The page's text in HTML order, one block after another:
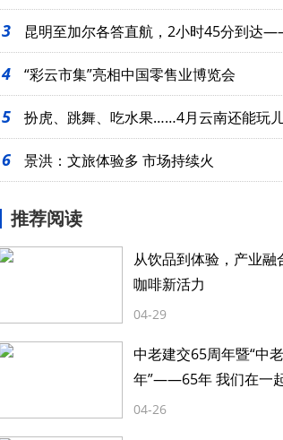
起
3 昆明至加尔各答直航，2小时45分到达
么近
4 “彩云市集”亮相中国零售业博览会
5 扮虎、跳舞、吃水果……4月云南还能玩
6 景洪：文旅体验多 市场持续火
推荐阅读
从饮品到体验，产业融
咖啡新活力
04-29
中老建交65周年暨“中
年”——65年 我们在一
04-26